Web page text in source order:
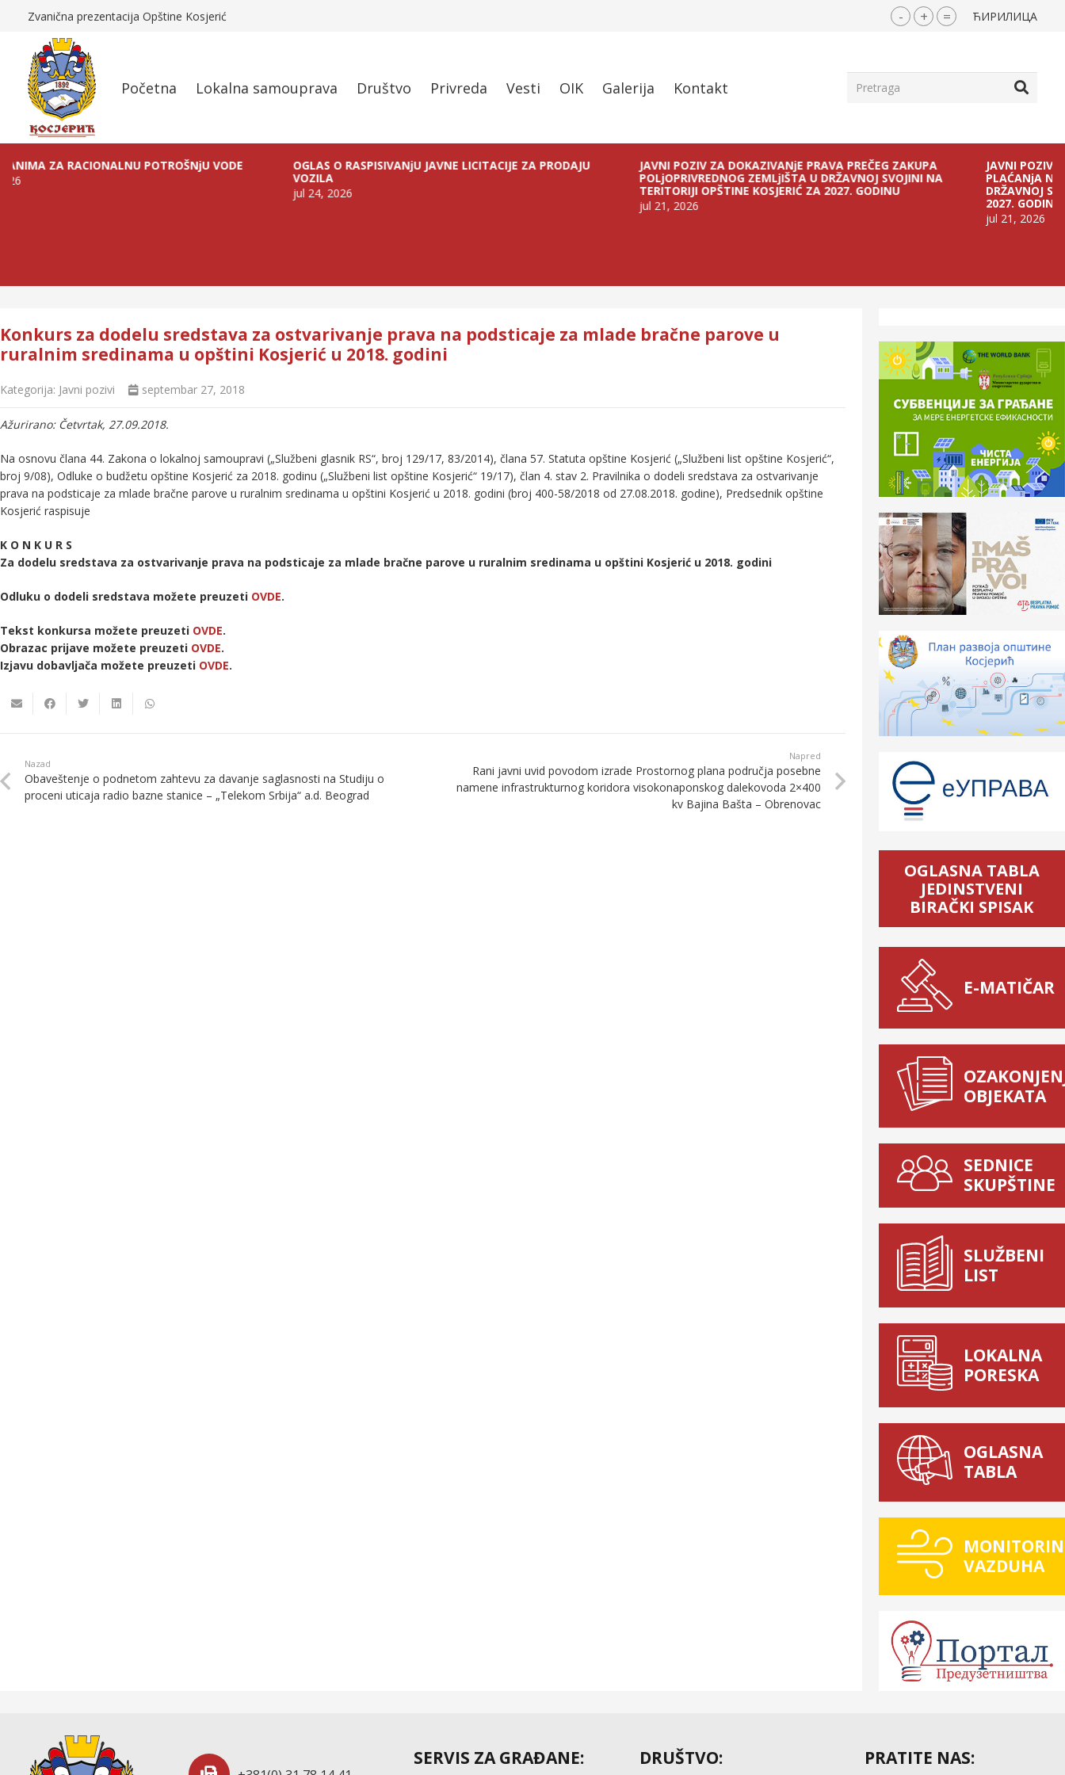
Zvanična prezentacija Opštine Kosjerić - + = ЋИРИЛИЦА
Početna Lokalna samouprava Društvo Privreda Vesti OIK Galerija Kontakt
ZA RACIONALNU POTROŠNjU VODE
OGLAS O RASPISIVANjU JAVNE LICITACIJE ZA PRODAJU
VOZILA
jul 24, 2026
JAVNI POZIV ZA DOKAZIVANjE PRAVA PREČEG ZAKUPA
POLjOPRIVREDNOG ZEMLjIŠTA U DRŽAVNOJ SVOJINI NA
TERITORIJI OPŠTINE KOSJERIĆ ZA 2027. GODINU
jul 21, 2026
JAVNI POZIV ZA
PLAĆANjA
DRŽAVNOJ SVOJINI
2027. GODINU
jul 21, 2026
Konkurs za dodelu sredstava za ostvarivanje prava na podsticaje za mlade bračne parove u
ruralnim sredinama u opštini Kosjerić u 2018. godini
Kategorija: Javni pozivi septembar 27, 2018
Ažurirano: Četvrtak, 27.09.2018.
Na osnovu člana 44. Zakona o lokalnoj samoupravi („Službeni glasnik RS“, broj 129/17, 83/2014), člana 57. Statuta opštine Kosjerić („Službeni list opštine Kosjerić“,
broj 9/08), Odluke o budžetu opštine Kosjerić za 2018. godinu („Službeni list opštine Kosjerić“ 19/17), član 4. stav 2. Pravilnika o dodeli sredstava za ostvarivanje
prava na podsticaje za mlade bračne parove u ruralnim sredinama u opštini Kosjerić u 2018. godini (broj 400-58/2018 od 27.08.2018. godine), Predsednik opštine
Kosjerić raspisuje
K O N K U R S
Za dodelu sredstava za ostvarivanje prava na podsticaje za mlade bračne parove u ruralnim sredinama u opštini Kosjerić u 2018. godini
Odluku o dodeli sredstava možete preuzeti OVDE.
Tekst konkursa možete preuzeti OVDE.
Obrazac prijave možete preuzeti OVDE.
Izjavu dobavljača možete preuzeti OVDE.
Nazad
Obaveštenje o podnetom zahtevu za davanje saglasnosti na Studiju o
proceni uticaja radio bazne stanice – „Telekom Srbija“ a.d. Beograd
Napred
Rani javni uvid povodom izrade Prostornog plana područja posebne
namene infrastrukturnog koridora visokonaponskog dalekovoda 2×400
kv Bajina Bašta – Obrenovac
OGLASNA TABLA
JEDINSTVENI
BIRAČKI SPISAK
E-MATIČAR
OBJEKATA
SEDNICE
SKUPŠTINE
SLUŽBENI
LIST
LOKALNA
PORESKA
OGLASNA
TABLA
VAZDUHA
SERVIS ZA GRAĐANE: DRUŠTVO: PRATITE NAS: